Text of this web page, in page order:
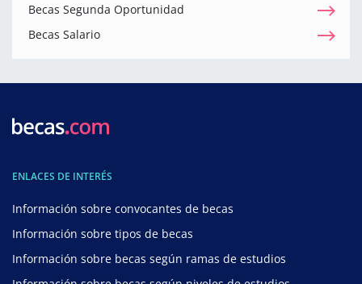
Becas Segunda Oportunidad
Becas Salario
ENLACES DE INTERÉS
Información sobre convocantes de becas
Información sobre tipos de becas
Información sobre becas según ramas de estudios